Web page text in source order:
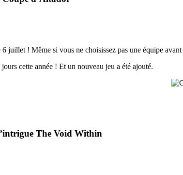
6 juillet ! Même si vous ne choisissez pas une équipe
cette année ! Et un nouveau jeu a été ajouté.
The Void Within